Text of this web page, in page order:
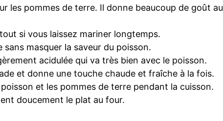
les pommes de terre. Il donne beaucoup de goût au
si vous laissez mariner longtemps.
sans masquer la saveur du poisson.
acidulée qui va très bien avec le poisson.
et donne une touche chaude et fraîche à la fois.
et les pommes de terre pendant la cuisson.
doucement le plat au four.